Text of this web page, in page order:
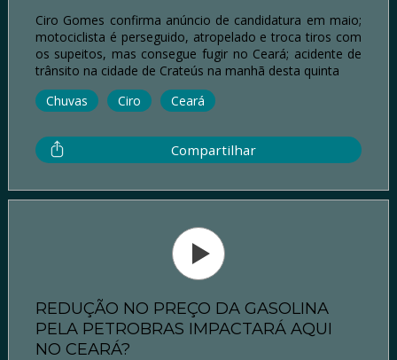
Ciro Gomes confirma anúncio de candidatura em maio;
motociclista é perseguido, atropelado e troca tiros com
os supeitos, mas consegue fugir no Ceará; acidente de
trânsito na cidade de Crateús na manhã desta quinta
Chuvas
Ciro Ceará
Compartilhar
REDUÇÃO NO PREÇO DA GASOLINA
PELA PETROBRAS IMPACTARÁ AQUI
NO CEARÁ?